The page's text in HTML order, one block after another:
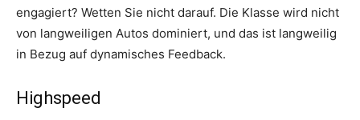
engagiert? Wetten Sie nicht darauf. Die Klasse wird nicht
von langweiligen Autos dominiert, und das ist langweilig
in Bezug auf dynamisches Feedback.
Highspeed